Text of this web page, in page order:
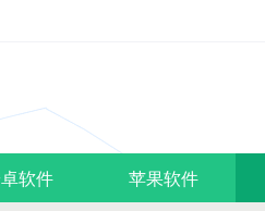
软件 苹果软件